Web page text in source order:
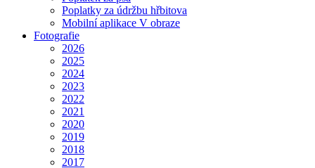
Poplatky za údržbu hřbitova
Mobilní aplikace V obraze
Fotografie
2026
2025
2024
2023
2022
2021
2020
2019
2018
2017